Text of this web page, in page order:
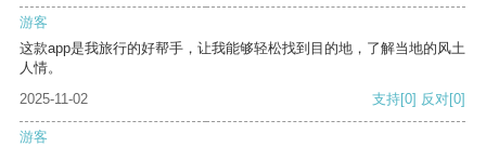
游客
这款app是我旅行的好帮手，让我能够轻松找到目的地，了解当地的风土
人情。
2025-11-02
支持[0] 反对[0]
游客